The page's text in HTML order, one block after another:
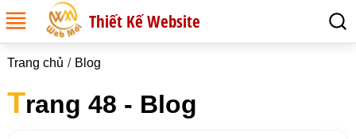
Thiết Kế Website
Trang chủ Blog
Trang 48 - Blog